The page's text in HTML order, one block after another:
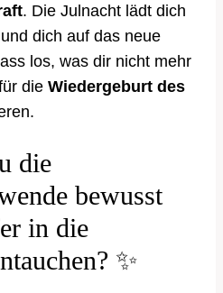
. Die Julnacht lädt dich
dich auf das neue
los, was dir nicht mehr
die Wiedergeburt des
die
bewusst
in die
✨